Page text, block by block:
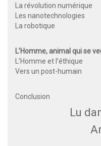
La révolution numérique
Les nanotechnologies
La robotique
L’Homme, animal qui se
L’Homme et l’éthique
Vers un post-humain
Conclusion
Lu